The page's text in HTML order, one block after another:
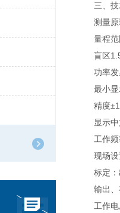
三、技
测量原
量程范
盲区
功率发
最小显
精度
显示中
工作频
现场设
标定：
输出、存
工作电